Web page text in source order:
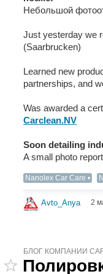
Небольшой
Just yesterday we
(Saarbrucken)
Learned new
partnerships, and
Was awarded a
Carclean.NV
Soon detailing
A small photo
Nanolex Car Care
Avto_Anya 2
БЛОГ КОМПАНИИ